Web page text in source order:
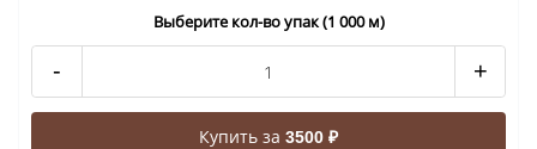
Выберите кол-во упак (1 000 м)
- +
Купить за 3500 ₽